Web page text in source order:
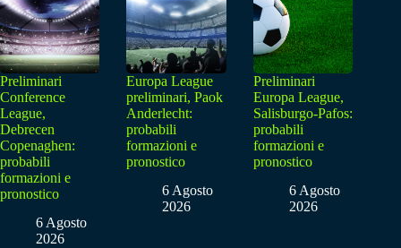
Preliminari
Conference
League,
Debrecen
Copenaghen:
probabili
formazioni e
pronostico
6 Agosto
2026
Europa League
preliminari, Paok
Anderlecht:
probabili
formazioni e
pronostico
6 Agosto
2026
Preliminari
Europa League,
Salisburgo-Pafos:
probabili
formazioni e
pronostico
6 Agosto
2026